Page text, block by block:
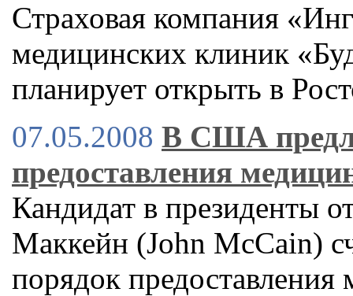
Страховая компания
медицинских клиник
планирует открыть в
07.05.2008 В США
предоставления
Кандидат в президенты
Маккейн (John McCain)
порядок предоставления